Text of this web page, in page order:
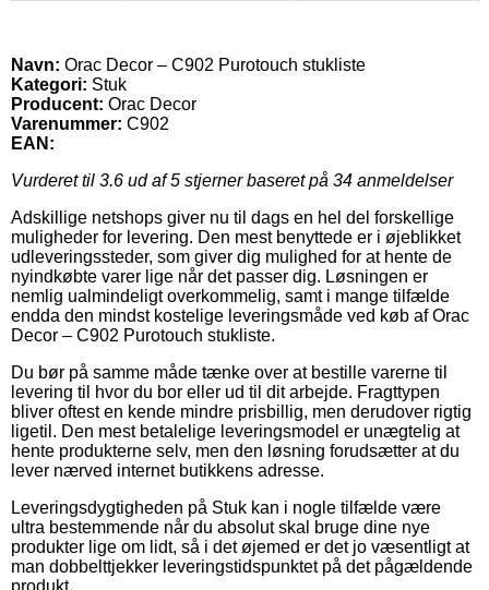
Navn: Orac Decor – C902 Purotouch stukliste
Kategori: Stuk
Producent: Orac Decor
Varenummer: C902
EAN:
Vurderet til 3.6 ud af 5 stjerner baseret på 34 anmeldelser
Adskillige netshops giver nu til dags en hel del forskellige
muligheder for levering. Den mest benyttede er i øjeblikket
udleveringssteder, som giver dig mulighed for at hente de
nyindkøbte varer lige når det passer dig. Løsningen er
nemlig ualmindeligt overkommelig, samt i mange tilfælde
endda den mindst kostelige leveringsmåde ved køb af Orac
Decor – C902 Purotouch stukliste.
Du bør på samme måde tænke over at bestille varerne til
levering til hvor du bor eller ud til dit arbejde. Fragttypen
bliver oftest en kende mindre prisbillig, men derudover rigtig
ligetil. Den mest betalelige leveringsmodel er unægtelig at
hente produkterne selv, men den løsning forudsætter at du
lever nærved internet butikkens adresse.
Leveringsdygtigheden på Stuk kan i nogle tilfælde være
ultra bestemmende når du absolut skal bruge dine nye
produkter lige om lidt, så i det øjemed er det jo væsentligt at
man dobbelttjekker leveringstidspunktet på det pågældende
produkt.